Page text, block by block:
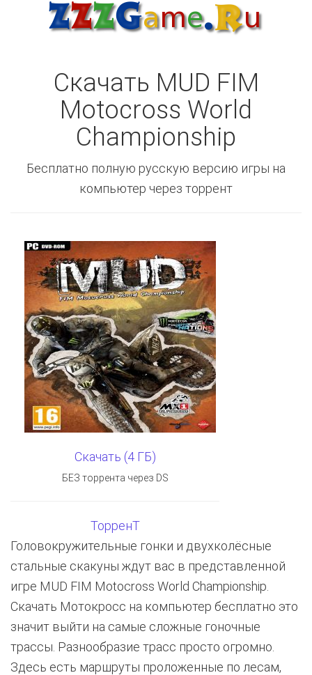
Скачать MUD FIM
Motocross World
Championship
Бесплатно полную русскую версию игры на
компьютер через торрент
Скачать (4 ГБ)
БЕЗ торрента через DS
ТорренТ
Головокружительные гонки и двухколёсные
стальные скакуны ждут вас в представленной
игре MUD FIM Motocross World Championship.
Скачать Мотокросс на компьютер бесплатно это
значит выйти на самые сложные гоночные
трассы. Разнообразие трасс просто огромно.
Здесь есть маршруты проложенные по лесам,